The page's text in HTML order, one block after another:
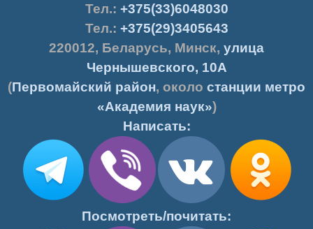
Тел.: +375(33)6048030
Тел.: +375(29)3405643
220012, Беларусь, Минск, улица
Чернышевского, 10А
(Первомайский район, около станции метро
«Академия наук»)
Написать:
Посмотреть/почитать: